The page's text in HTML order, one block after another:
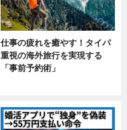
仕事の疲れを癒やす！タイパ
重視の海外旅行を実現する
「事前予約術」